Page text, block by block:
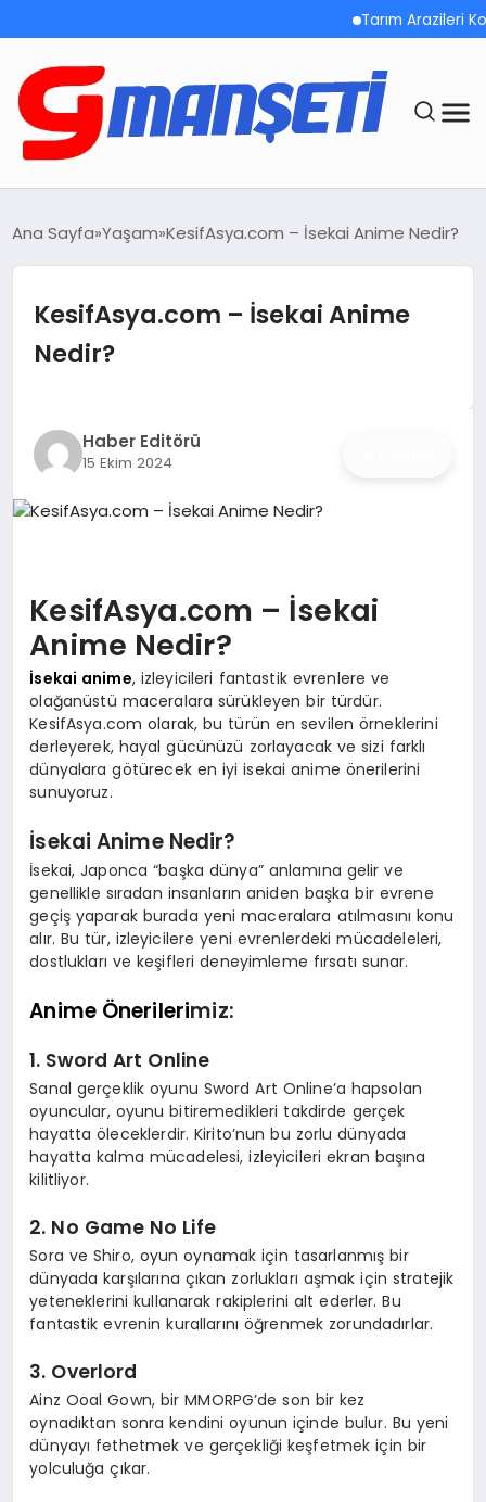
Tarım Arazileri
DEMOLAR
MEGA MENÜ
OYUN
TEKNOLOJI
MAGAZIN
KRIPTO PARA
GEZI & SEYAHAT
OYUN
Ana Sayfa Yaşam KesifAsya.com – İsekai Anime Nedir?
KesifAsya.com – İsekai Anime
Nedir?
Haber Editörü
15 Ekim 2024
KesifAsya.com – İsekai
Anime Nedir?
İsekai anime, izleyicileri fantastik evrenlere ve
olağanüstü maceralara sürükleyen bir türdür.
KesifAsya.com olarak, bu türün en sevilen örneklerini
derleyerek, hayal gücünüzü zorlayacak ve sizi farklı
dünyalara götürecek en iyi isekai anime önerilerini
sunuyoruz.
İsekai Anime Nedir?
İsekai, Japonca “başka dünya” anlamına gelir ve
genellikle sıradan insanların aniden başka bir evrene
geçiş yaparak burada yeni maceralara atılmasını konu
alır. Bu tür, izleyicilere yeni evrenlerdeki mücadeleleri,
dostlukları ve keşifleri deneyimleme fırsatı sunar.
Anime Önerilerimiz:
1. Sword Art Online
Sanal gerçeklik oyunu Sword Art Online’a hapsolan
oyuncular, oyunu bitiremedikleri takdirde gerçek
hayatta öleceklerdir. Kirito’nun bu zorlu dünyada
hayatta kalma mücadelesi, izleyicileri ekran başına
kilitliyor.
2. No Game No Life
Sora ve Shiro, oyun oynamak için tasarlanmış bir
dünyada karşılarına çıkan zorlukları aşmak için stratejik
yeteneklerini kullanarak rakiplerini alt ederler. Bu
fantastik evrenin kurallarını öğrenmek zorundadırlar.
3. Overlord
Ainz Ooal Gown, bir MMORPG’de son bir kez
oynadıktan sonra kendini oyunun içinde bulur. Bu yeni
dünyayı fethetmek ve gerçekliği keşfetmek için bir
yolculuğa çıkar.